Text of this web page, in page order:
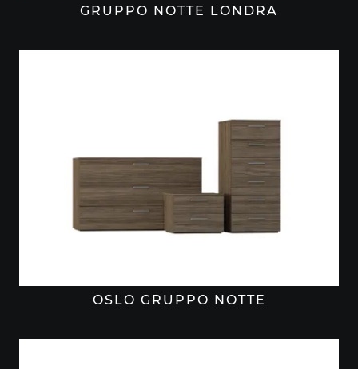
GRUPPO NOTTE LONDRA
OSLO GRUPPO NOTTE